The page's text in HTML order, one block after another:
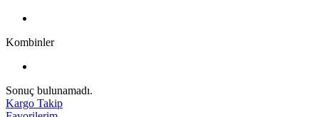
Kombinler
Sonuç bulunamadı.
Kargo Takip